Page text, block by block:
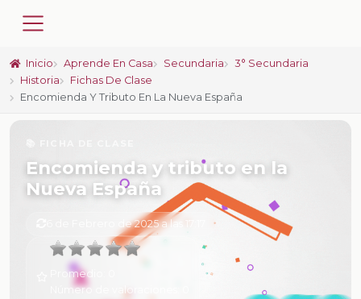
Inicio Aprende En Casa Secundaria
3° Secundaria
Historia
Fichas De Clase
Encomienda Y Tributo En La Nueva España
Encomienda y tributo en la
Nueva España
6 de Febrero de 2025 a las 17:17
Promedio:
Número de valoraciones: